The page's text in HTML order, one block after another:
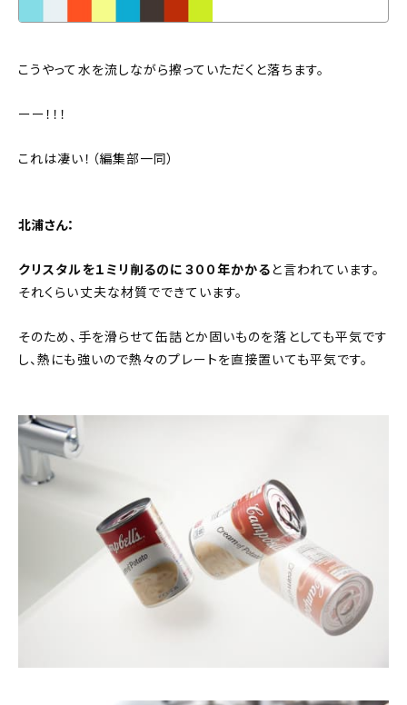
こうやって水を流しながら擦っていただくと落ちます。
ーー！！！
これは凄い！（編集部一同）
北浦さん：
クリスタルを１ミリ削るのに３００年かかると言われています。
それくらい丈夫な材質でできています。
そのため、手を滑らせて缶詰とか固いものを落としても平気です
し、熱にも強いので熱々のプレートを直接置いても平気です。